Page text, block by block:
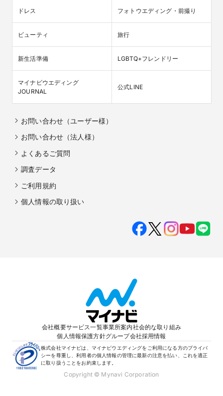
ドレス フォトウエディング・前撮り
ビューティ 旅行
新生活準備 LGBTQ+フレンドリー
マイナビウエディング
JOURNAL
公式LINE
お問い合わせ（ユーザー様）
お問い合わせ（法人様）
よくあるご質問
調査データ
ご利用規約
個人情報の取り扱い
会社概要サービス一覧事業所案内社会的な取り組み
個人情報保護方針グループ会社採用情報
株式会社マイナビは、マイナビウエディングをご利用になる方のプライバ
シーを尊重し、利用者の個人情報の管理に最新の注意を払い、これを適正
に取り扱うことをお約束します。
Copyright © Mynavi Corporation